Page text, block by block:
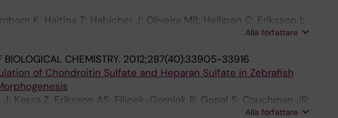
K; Haitina T; Habicher J; Oliveira MB; Hellgren C; Eriksson I;
Alla författare
CHEMISTRY. 2012;287(40):33905-33916
of Chondroitin Sulfate and Heparan Sulfate in Zebrafish
Kasza Z; Eriksson AS; Filipek-Gorniok B; Gopal S; Couchman JR;
Alla författare